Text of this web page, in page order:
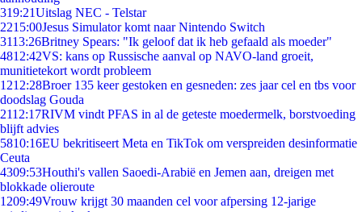
319:21Uitslag NEC - Telstar
2215:00Jesus Simulator komt naar Nintendo Switch
3113:26Britney Spears: "Ik geloof dat ik heb gefaald als moeder"
4812:42VS: kans op Russische aanval op NAVO-land groeit,
munitietekort wordt probleem
1212:28Broer 135 keer gestoken en gesneden: zes jaar cel en tbs voor
doodslag Gouda
2112:17RIVM vindt PFAS in al de geteste moedermelk, borstvoeding
blijft advies
5810:16EU bekritiseert Meta en TikTok om verspreiden desinformatie
Ceuta
4309:53Houthi's vallen Saoedi-Arabië en Jemen aan, dreigen met
blokkade olieroute
1209:49Vrouw krijgt 30 maanden cel voor afpersing 12-jarige